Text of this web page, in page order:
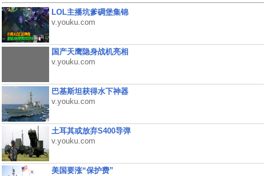
LOL主播坑爹碉堡集锦
v.youku.com
国产天鹰隐身战机亮相
v.youku.com
巴基斯坦获得水下神器
v.youku.com
土耳其或放弃S400导弹
v.youku.com
美国要涨“保护费”